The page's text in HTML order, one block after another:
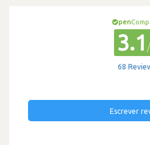
pen
3.1
68
Escrever